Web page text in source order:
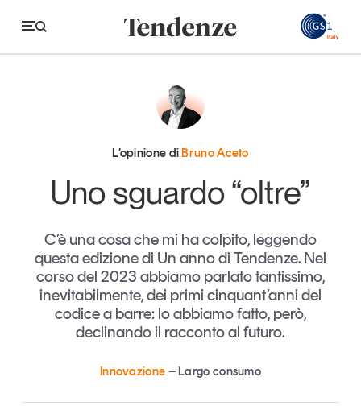
Tendenze
Economia e consumi
Innovazione
Retail e brand
Sostenibilità
Grandi temi
Opinioni
Tutti gli studi e le ricerche
L’opinione diBruno Aceto
Uno sguardo “oltre”
C’è una cosa che mi ha colpito, leggendo
questa edizione di Un anno di Tendenze. Nel
corso del 2023 abbiamo parlato tantissimo,
inevitabilmente, dei primi cinquant’anni del
codice a barre: lo abbiamo fatto, però,
declinando il racconto al futuro.
Innovazione Largo consumo